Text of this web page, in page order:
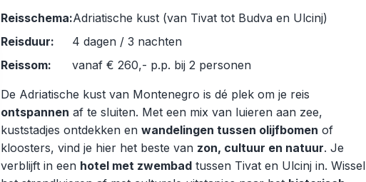
Reisschema:Adriatische kust (van Tivat tot Budva en Ulcinj)
Reisduur:
4 dagen / 3 nachten
Reissom:
vanaf € 260,- p.p. bij 2 personen
De Adriatische kust van Montenegro is dé plek om je reis
ontspannen af te sluiten. Met een mix van luieren aan zee,
kuststadjes ontdekken en wandelingen tussen olijfbomen of
kloosters, vind je hier het beste van zon, cultuur en natuur. Je
verblijft in een hotel met zwembad tussen Tivat en Ulcinj in. Wissel